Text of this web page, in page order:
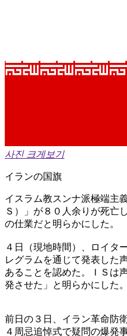
사진 크게보기
イランの国旗
イスラム教スンナ派極端主
Ｓ）」が８０人余りが死亡
の仕業だと明らかにした。
４日（現地時間）、ロイタ
レグラムを通じて発表した
あることを認めた。ＩＳは
発させた」と明らかにした。
前日の３日、イラン革命防
４周忌追悼式で疑問の爆発